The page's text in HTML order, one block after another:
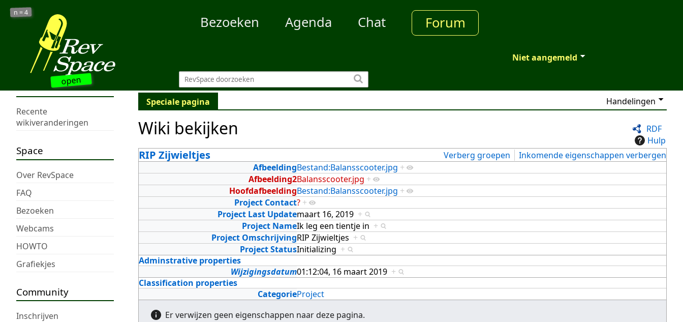
open
n =4
Bezoeken Agenda Chat Forum
Niet aangemeld
Recente
wikiveranderingen
Space
Over RevSpace
FAQ
Bezoeken
Webcams
HOWTO
Grafiekjes
Community
Inschrijven
Speciale pagina Handelingen
RDF
Hulp
Wiki bekijken
RIP Zijwieltjes Verberg groepen
Inkomende eigenschappen verbergen
AfbeeldingBestand:Balansscooter.jpg +
Afbeelding2Balansscooter.jpg +
HoofdafbeeldingBestand:Balansscooter.jpg +
Project Contact? +
Project Last Updatemaart 16, 2019 +
Project NameIk leg een tientje in +
Project OmschrijvingRIP Zijwieltjes +
Project StatusInitializing +
Adminstrative properties
Wijzigingsdatum01:12:04, 16 maart 2019 +
Classification properties
CategorieProject
Er verwijzen geen eigenschappen naar deze pagina.